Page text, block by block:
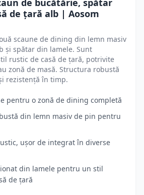
de bucătărie, spătar
de țară alb | Aosom
scaune de dining din lemn masiv
și spătar din lamele. Sunt
rustic de casă de țară, potrivite
zonă de masă. Structura robustă
rezistență în timp.
pentru o zonă de dining completă
din lemn masiv de pin pentru
ușor de integrat în diverse
din lamele pentru un stil
de țară